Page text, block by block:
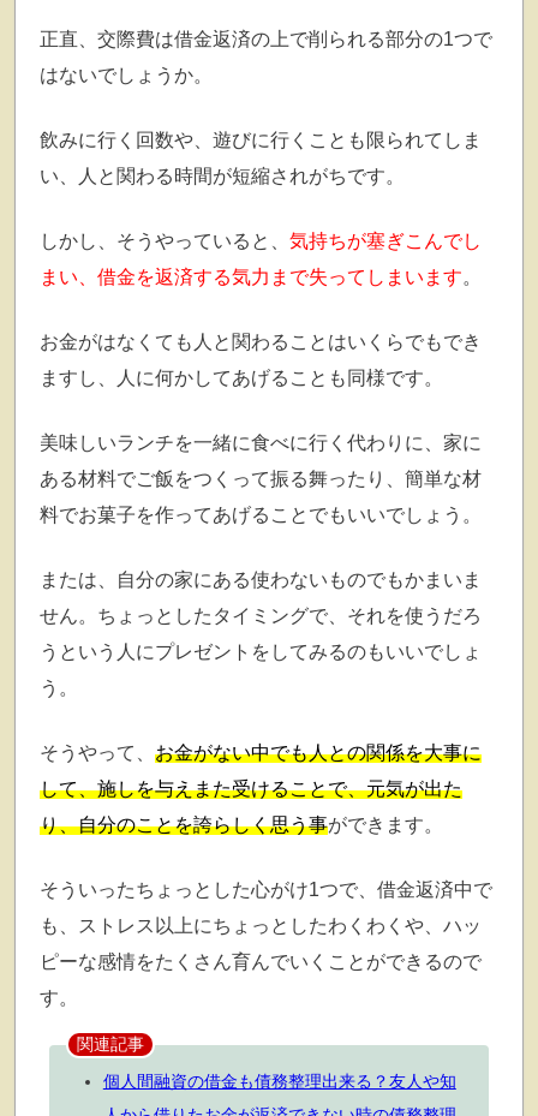
正直、交際費は借金返済の上で削られる部分の1つで
はないでしょうか。
飲みに行く回数や、遊びに行くことも限られてしま
い、人と関わる時間が短縮されがちです。
しかし、そうやっていると、 気持ちが塞ぎこんでし
まい、借金を返済する気力まで失ってしまいます。
お金がはなくても人と関わることはいくらでもでき
ますし、人に何かしてあげることも同様です。
美味しいランチを一緒に食べに行く代わりに、家に
ある材料でご飯をつくって振る舞ったり、簡単な材
料でお菓子を作ってあげることでもいいでしょう。
または、自分の家にある使わないものでもかまいま
せん。ちょっとしたタイミングで、それを使うだろ
うという人にプレゼントをしてみるのもいいでしょ
う。
そうやって、 お金がない中でも人との関係を大事に
して、施しを与えまた受けることで、元気が出た
り、自分のことを誇らしく思う事ができます。
そういったちょっとした心がけ1つで、借金返済中で
も、ストレス以上にちょっとしたわくわくや、ハッ
ピーな感情をたくさん育んでいくことができるので
す。
関連記事
個人間融資の借金も債務整理出来る？友人や知